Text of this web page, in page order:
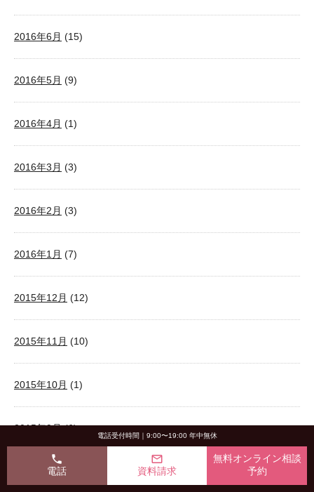
2016年6月 (15)
2016年5月 (9)
2016年4月 (1)
2016年3月 (3)
2016年2月 (3)
2016年1月 (7)
2015年12月 (12)
2015年11月 (10)
2015年10月 (1)
2015年9月(6)
2015年8月(3)
電話受付時間｜9:00〜19:00 年中無休
phone
電話
mail_outline
資料請求
無料オンライン相談
予約